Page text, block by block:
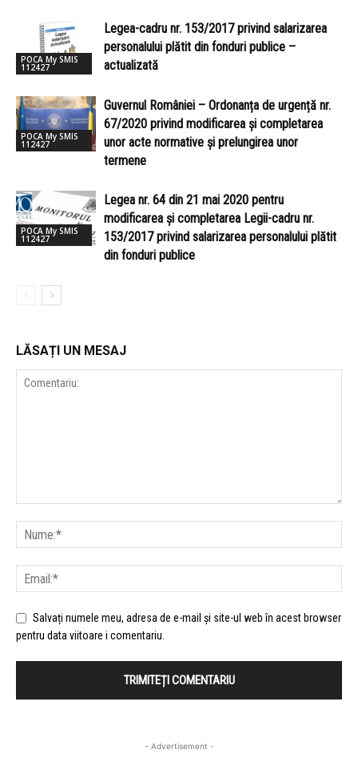
POCA My SMIS
112427
Legea-cadru nr. 153/2017 privind salarizarea
personalului plătit din fonduri publice –
actualizată
POCA My SMIS
112427
Guvernul României – Ordonanța de urgență nr.
67/2020 privind modificarea și completarea
unor acte normative și prelungirea unor
termene
POCA My SMIS
112427
Legea nr. 64 din 21 mai 2020 pentru
modificarea și completarea Legii-cadru nr.
153/2017 privind salarizarea personalului plătit
din fonduri publice
LĂSAȚI UN MESAJ
Salvați numele meu, adresa de e-mail și site-ul web în acest browser
pentru data viitoare i comentariu.
- Advertisement -